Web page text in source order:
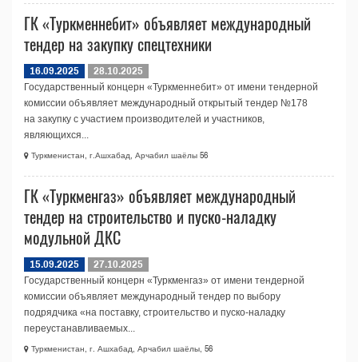
ГК «Туркменнебит» объявляет международный
тендер на закупку спецтехники
16.09.2025
28.10.2025
Государственный концерн «Туркменнебит» от имени тендерной
комиссии объявляет международный открытый тендер №178
на закупку с участием производителей и участников,
являющихся...
Туркменистан, г.Ашхабад, Арчабил шаёлы 56
ГК «Туркменгаз» объявляет международный
тендер на строительство и пуско-наладку
модульной ДКС
15.09.2025
27.10.2025
Государственный концерн «Туркменгаз» от имени тендерной
комиссии объявляет международный тендер по выбору
подрядчика «на поставку, строительство и пуско-наладку
переустанавливаемых...
Туркменистан, г. Ашхабад, Арчабил шаёлы, 56